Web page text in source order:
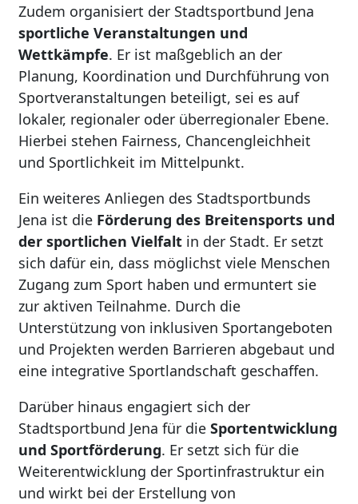
Zudem organisiert der Stadtsportbund Jena
sportliche Veranstaltungen und
Wettkämpfe. Er ist maßgeblich an der
Planung, Koordination und Durchführung von
Sportveranstaltungen beteiligt, sei es auf
lokaler, regionaler oder überregionaler Ebene.
Hierbei stehen Fairness, Chancengleichheit
und Sportlichkeit im Mittelpunkt.
Ein weiteres Anliegen des Stadtsportbunds
Jena ist die Förderung des Breitensports und
der sportlichen Vielfalt in der Stadt. Er setzt
sich dafür ein, dass möglichst viele Menschen
Zugang zum Sport haben und ermuntert sie
zur aktiven Teilnahme. Durch die
Unterstützung von inklusiven Sportangeboten
und Projekten werden Barrieren abgebaut und
eine integrative Sportlandschaft geschaffen.
Darüber hinaus engagiert sich der
Stadtsportbund Jena für die Sportentwicklung
und Sportförderung. Er setzt sich für die
Weiterentwicklung der Sportinfrastruktur ein
und wirkt bei der Erstellung von